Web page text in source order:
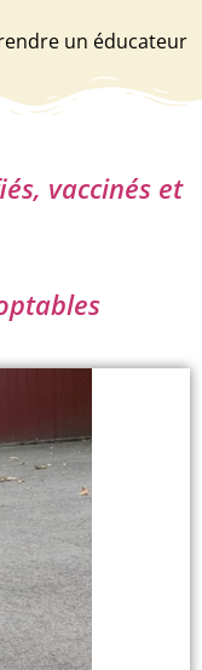
un éducateur
vaccinés et